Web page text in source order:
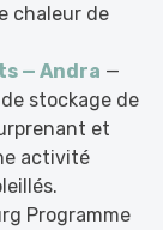
chaleur de
— Andra —
stockage de
et
activité
Programme